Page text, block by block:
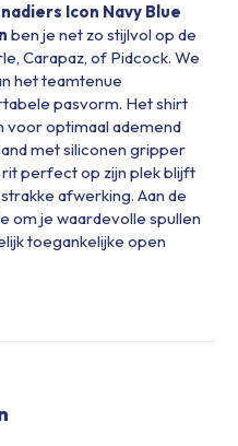
Icon Navy Blue
ben je net zo stijlvol op de
Carapaz, of Pidcock. We
het teamtenue
pasvorm. Het shirt
optimaal ademend
met siliconen gripper
perfect op zijn plek blijft
afwerking. Aan de
om je waardevolle spullen
toegankelijke open